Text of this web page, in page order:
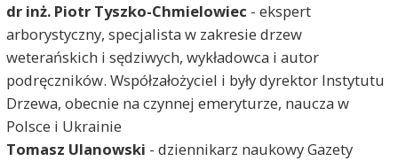
dr inż. Piotr Tyszko-Chmielowiec - ekspert
arborystyczny, specjalista w zakresie drzew
weterańskich i sędziwych, wykładowca i autor
podręczników. Współzałożyciel i były dyrektor Instytutu
Drzewa, obecnie na czynnej emeryturze, naucza w
Polsce i Ukrainie
Tomasz Ulanowski - dziennikarz naukowy Gazety